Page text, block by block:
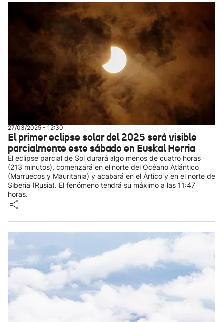
27/03/2025 - 12:30
El primer eclipse solar del 2025 será visible
parcialmente este sábado en Euskal Herria
El eclipse parcial de Sol durará algo menos de cuatro horas
(213 minutos), comenzará en el norte del Océano Atlántico
(Marruecos y Mauritania) y acabará en el Ártico y en el norte de
Siberia (Rusia). El fenómeno tendrá su máximo a las 11:47
horas.